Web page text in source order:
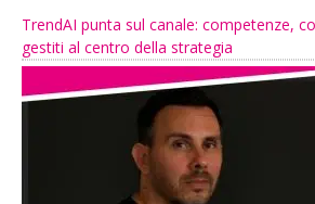
TrendAI punta sul canale: competenze,
gestiti al centro della strategia